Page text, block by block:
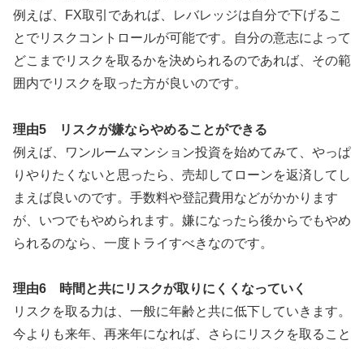
例えば、FX取引であれば、レバレッジは自分で下げるこ
とでリスクコントロールが可能です。自分の意志によって
どこまでリスクを取るかを決められるのであれば、その範
囲内でリスクを取った方が良いのです。
理由5 リスクが嫌ならやめることができる
例えば、ワンルームマンション投資を始めてみて、やっぱ
りやりたくないと思ったら、売却してローンを返済してし
まえば良いのです。手数料や登記費用などがかかります
が、いつでもやめられます。嫌になったら後からでもやめ
られるのなら、一度トライすべきなのです。
理由6 時間と共にリスクが取りにくくなっていく
リスクを取る力は、一般に年齢と共に低下していきます。
今よりも来年、再来年になれば、さらにリスクを取ること